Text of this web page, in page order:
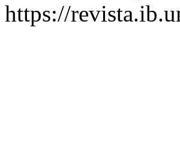
https://